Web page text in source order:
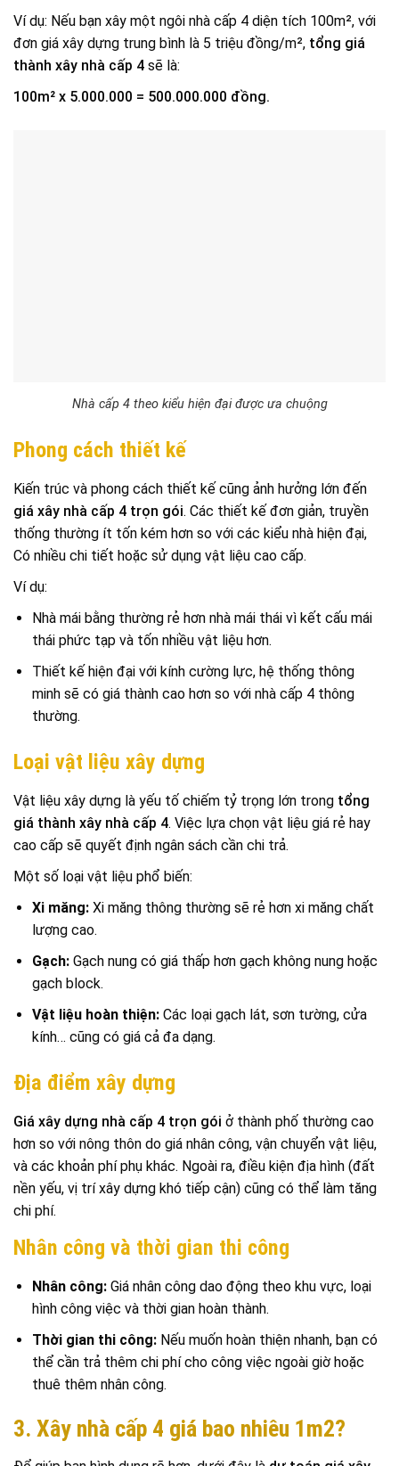
Ví dụ: Nếu bạn xây một ngôi nhà cấp 4 diện tích 100m², với
đơn giá xây dựng trung bình là 5 triệu đồng/m², tổng giá
thành xây nhà cấp 4 sẽ là:
100m² x 5.000.000 = 500.000.000 đồng.
Nhà cấp 4 theo kiểu hiện đại được ưa chuộng
Phong cách thiết kế
Kiến trúc và phong cách thiết kế cũng ảnh hưởng lớn đến
giá xây nhà cấp 4 trọn gói. Các thiết kế đơn giản, truyền
thống thường ít tốn kém hơn so với các kiểu nhà hiện đại,
Có nhiều chi tiết hoặc sử dụng vật liệu cao cấp.
Ví dụ:
Nhà mái bằng thường rẻ hơn nhà mái thái vì kết cấu mái
thái phức tạp và tốn nhiều vật liệu hơn.
Thiết kế hiện đại với kính cường lực, hệ thống thông
minh sẽ có giá thành cao hơn so với nhà cấp 4 thông
thường.
Loại vật liệu xây dựng
Vật liệu xây dựng là yếu tố chiếm tỷ trọng lớn trong tổng
giá thành xây nhà cấp 4. Việc lựa chọn vật liệu giá rẻ hay
cao cấp sẽ quyết định ngân sách cần chi trả.
Một số loại vật liệu phổ biến:
Xi măng:Xi măng thông thường sẽ rẻ hơn xi măng chất
lượng cao.
Gạch:Gạch nung có giá thấp hơn gạch không nung hoặc
gạch block.
Vật liệu hoàn thiện:Các loại gạch lát, sơn tường, cửa
kính… cũng có giá cả đa dạng.
Địa điểm xây dựng
Giá xây dựng nhà cấp 4 trọn gói ở thành phố thường cao
hơn so với nông thôn do giá nhân công, vận chuyển vật liệu,
và các khoản phí phụ khác. Ngoài ra, điều kiện địa hình (đất
nền yếu, vị trí xây dựng khó tiếp cận) cũng có thể làm tăng
chi phí.
Nhân công và thời gian thi công
Nhân công:Giá nhân công dao động theo khu vực, loại
hình công việc và thời gian hoàn thành.
Thời gian thi công:Nếu muốn hoàn thiện nhanh, bạn có
thể cần trả thêm chi phí cho công việc ngoài giờ hoặc
thuê thêm nhân công.
3. Xây nhà cấp 4 giá bao nhiêu 1m2?